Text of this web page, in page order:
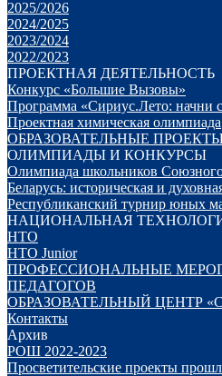
2025/2026
2024/2025
2023/2024
2022/2023
ПРОЕКТНАЯ ДЕЯТЕЛЬНОСТЬ
Конкурс «Большие Вызовы»
Программа «Сириус.Лето: начни
Проектная химическая олимпиада
ОБРАЗОВАТЕЛЬНЫЕ
ОЛИМПИАДЫ И КОНКУРСЫ
Олимпиада школьников Союзного
Беларусь: историческая и
Республиканский турнир юных
НАЦИОНАЛЬНАЯ
НТО
НТО Junior
ПРОФЕССИОНАЛЬНЫЕ
ПЕДАГОГОВ
ОБРАЗОВАТЕЛЬНЫЙ ЦЕНТР
Контакты
Архив
РОШ 2022-2023
Просветительские проекты